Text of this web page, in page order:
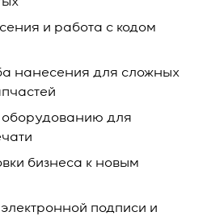
и работа с кодом
нанесения для сложных
оборудованию для
бизнеса к новым
подписи и